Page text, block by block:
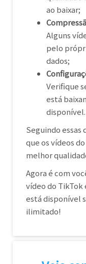
ao baixar;
Alguns
pelo
dados;
Verifique
está
disponível.
Seguindo essas
que os vídeos
melhor
Agora é com
vídeo do TikTok
está disponível
ilimitado!